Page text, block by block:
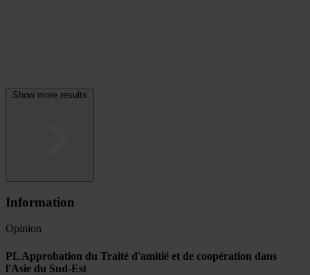
Show more results
Information
Opinion
PL Approbation du Traité d'amitié et de coopération dans
l'Asie du Sud-Est